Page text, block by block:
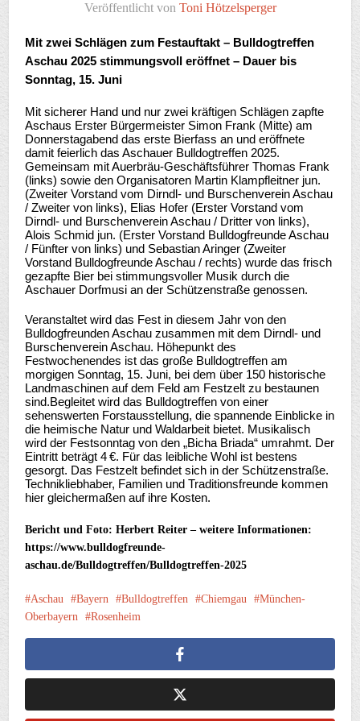
Veröffentlicht von Toni Hötzelsperger
Mit zwei Schlägen zum Festauftakt – Bulldogtreffen
Aschau 2025 stimmungsvoll eröffnet – Dauer bis
Sonntag, 15. Juni
Mit sicherer Hand und nur zwei kräftigen Schlägen zapfte
Aschaus Erster Bürgermeister Simon Frank (Mitte) am
Donnerstagabend das erste Bierfass an und eröffnete
damit feierlich das Aschauer Bulldogtreffen 2025.
Gemeinsam mit Auerbräu-Geschäftsführer Thomas Frank
(links) sowie den Organisatoren Martin Klampfleitner jun.
(Zweiter Vorstand vom Dirndl- und Burschenverein Aschau
/ Zweiter von links), Elias Hofer (Erster Vorstand vom
Dirndl- und Burschenverein Aschau / Dritter von links),
Alois Schmid jun. (Erster Vorstand Bulldogfreunde Aschau
/ Fünfter von links) und Sebastian Aringer (Zweiter
Vorstand Bulldogfreunde Aschau / rechts) wurde das frisch
gezapfte Bier bei stimmungsvoller Musik durch die
Aschauer Dorfmusi an der Schützenstraße genossen.
Veranstaltet wird das Fest in diesem Jahr von den
Bulldogfreunden Aschau zusammen mit dem Dirndl- und
Burschenverein Aschau. Höhepunkt des
Festwochenendes ist das große Bulldogtreffen am
morgigen Sonntag, 15. Juni, bei dem über 150 historische
Landmaschinen auf dem Feld am Festzelt zu bestaunen
sind.Begleitet wird das Bulldogtreffen von einer
sehenswerten Forstausstellung, die spannende Einblicke in
die heimische Natur und Waldarbeit bietet. Musikalisch
wird der Festsonntag von den „Bicha Briada“ umrahmt. Der
Eintritt beträgt 4 €. Für das leibliche Wohl ist bestens
gesorgt. Das Festzelt befindet sich in der Schützenstraße.
Technikliebhaber, Familien und Traditionsfreunde kommen
hier gleichermaßen auf ihre Kosten.
Bericht und Foto: Herbert Reiter – weitere Informationen:
https://www.bulldogfreunde-
aschau.de/Bulldogtreffen/Bulldogtreffen-2025
Aschau Bayern Bulldogtreffen Chiemgau
München-
Oberbayern
Rosenheim